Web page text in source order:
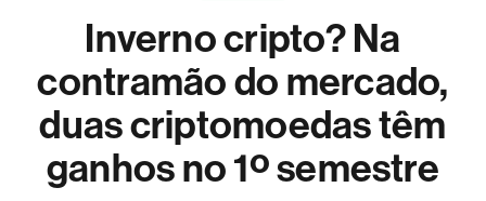
Inverno cripto? Na
contramão do mercado,
duas criptomoedas têm
ganhos no 1º semestre